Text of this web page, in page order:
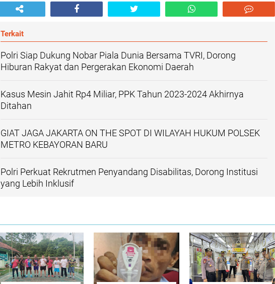
Terkait
Polri Siap Dukung Nobar Piala Dunia Bersama TVRI, Dorong
Hiburan Rakyat dan Pergerakan Ekonomi Daerah
Kasus Mesin Jahit Rp4 Miliar, PPK Tahun 2023-2024 Akhirnya
Ditahan
GIAT JAGA JAKARTA ON THE SPOT DI WILAYAH HUKUM POLSEK
METRO KEBAYORAN BARU
‎Polri Perkuat Rekrutmen Penyandang Disabilitas, Dorong Institusi
yang Lebih Inklusif